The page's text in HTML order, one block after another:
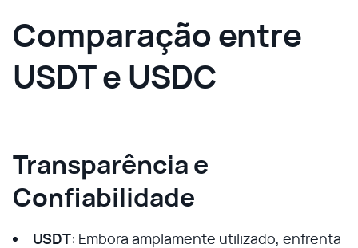
Comparação entre
USDT e USDC
Transparência e
Confiabilidade
USDT: Embora amplamente utilizado, enfrenta